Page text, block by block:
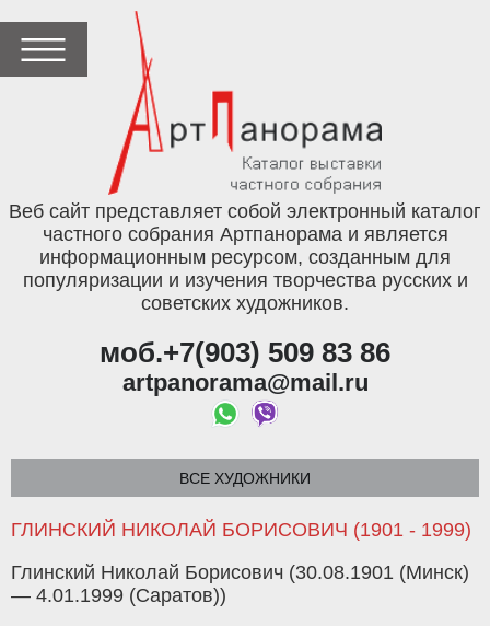
Веб сайт представляет собой электронный каталог
частного собрания Артпанорама и является
информационным ресурсом, созданным для
популяризации и изучения творчества русских и
советских художников.
моб.+7(903) 509 83 86
artpanorama@mail.ru
ВСЕ ХУДОЖНИКИ
ГЛИНСКИЙ НИКОЛАЙ БОРИСОВИЧ (1901 - 1999)
Глинский Николай Борисович (30.08.1901 (Минск)
— 4.01.1999 (Саратов))